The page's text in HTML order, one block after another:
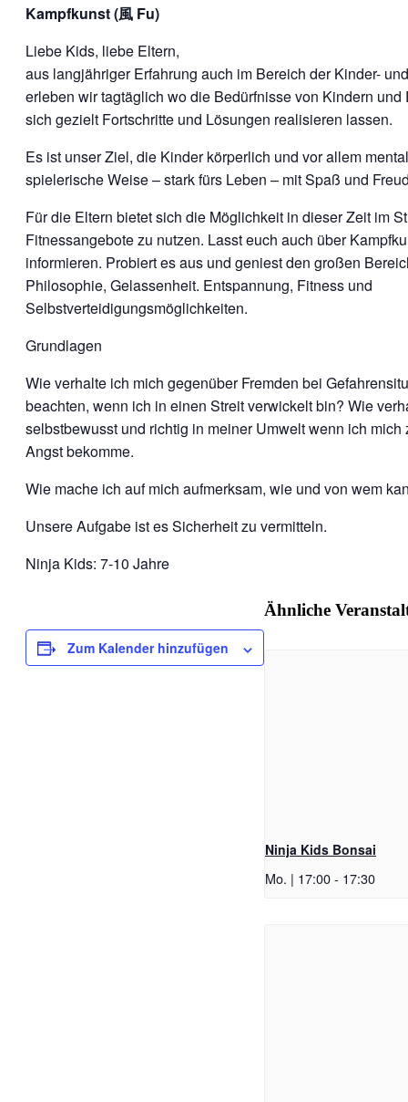
Kampfkunst (風 Fu)
Liebe Kids, liebe Eltern,
aus langjähriger Erfahrung auch im Bereich der Kinder-
erleben wir tagtäglich wo die Bedürfnisse von Kindern
sich gezielt Fortschritte und Lösungen realisieren lassen.
Es ist unser Ziel, die Kinder körperlich und vor allem
spielerische Weise – stark fürs Leben – mit Spaß und
Für die Eltern bietet sich die Möglichkeit in dieser Zeit im
Fitnessangebote zu nutzen. Lasst euch auch über
informieren. Probiert es aus und geniest den großen
Philosophie, Gelassenheit. Entspannung, Fitness und
Selbstverteidigungsmöglichkeiten.
Grundlagen
Wie verhalte ich mich gegenüber Fremden bei
beachten, wenn ich in einen Streit verwickelt bin? Wie
selbstbewusst und richtig in meiner Umwelt wenn ich mich
Angst bekomme.
Wie mache ich auf mich aufmerksam, wie und von wem
Unsere Aufgabe ist es Sicherheit zu vermitteln.
Ninja Kids: 7-10 Jahre
Zum Kalender hinzufügen
Ähnliche
Ninja Kids Bonsai
Mo. | 17:00- 17:30